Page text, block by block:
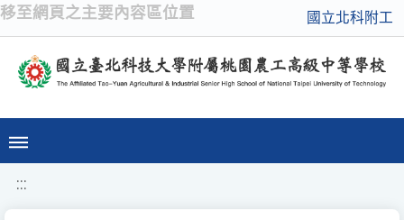
移至網頁之主要內容區位置 國立北科附工
:::